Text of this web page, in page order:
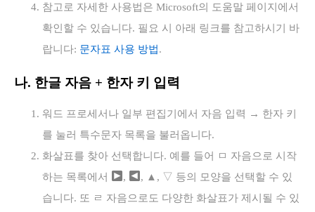
참고로 자세한 사용법은 Microsoft의 도움말 페이지에서
확인할 수 있습니다. 필요 시 아래 링크를 참고하시기 바
랍니다: 문자표 사용 방법.
나. 한글 자음 + 한자 키 입력
워드 프로세서나 일부 편집기에서 자음 입력 → 한자 키
를 눌러 특수문자 목록을 불러옵니다.
화살표를 찾아 선택합니다. 예를 들어 ㅁ 자음으로 시작
하는 목록에서
,
, ▲, ▽ 등의 모양을 선택할 수 있
습니다. 또 ㄹ 자음으로도 다양한 화살표가 제시될 수 있